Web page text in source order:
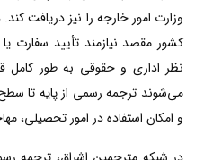
وزارت امور خارجه را نیز دریافت
کشور مقصد نیازمند تأیید سفارت
نظر اداری و حقوقی به طور کامل
می‌شوند ترجمه رسمی از پایه تا سطح
و امکان استفاده در امور تحصیلی،